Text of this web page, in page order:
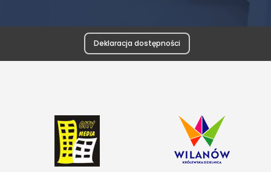
Deklaracja dostępności